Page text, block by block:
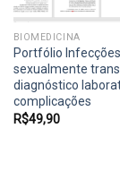
BIOMEDICINA
Portfólio Infecções
sexualmente
diagnóstico
complicações
R$49,90